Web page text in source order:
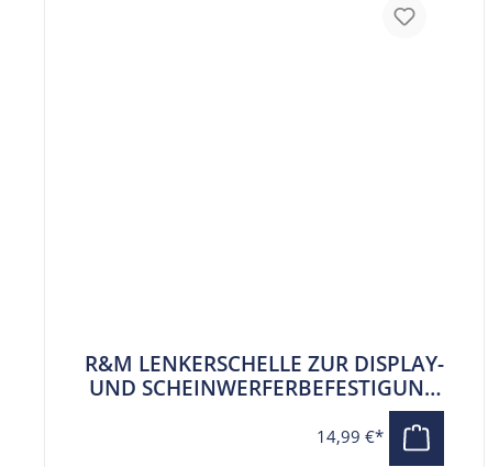
R&M LENKERSCHELLE ZUR DISPLAY-
UND SCHEINWERFERBEFESTIGUNG
14,99 €*